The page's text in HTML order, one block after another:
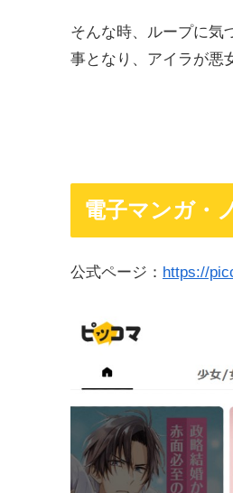
そんな時、ループに気
事となり、アイラが悪
電子マンガ・
公式ページ： https://